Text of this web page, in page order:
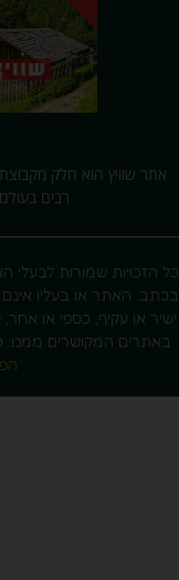
אתר שוויץ הוא חלק מקבוצת
רבים בעולם.
הזכויות שמורות לבעלי
האתר או בעליו אינם
או עקיף, כספי או
המקושרים ממנו.